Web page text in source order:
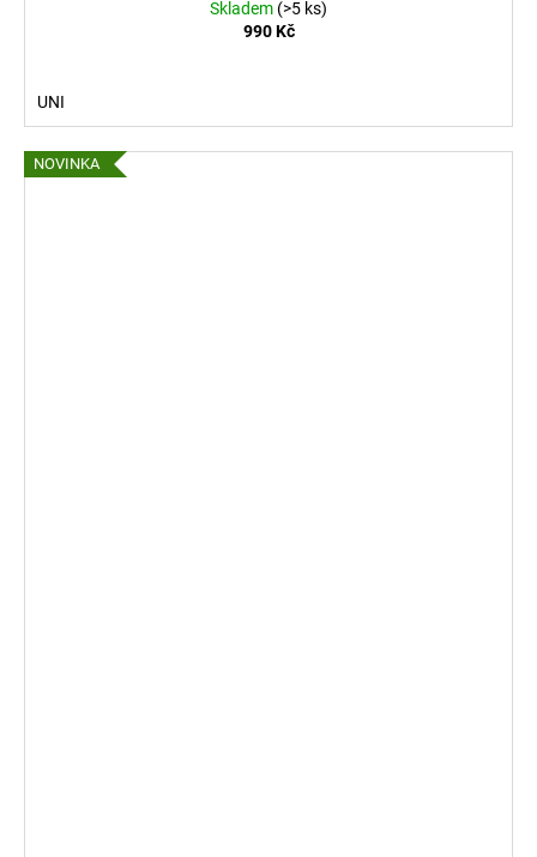
Skladem (>5 ks)
990 Kč
UNI
NOVINKA